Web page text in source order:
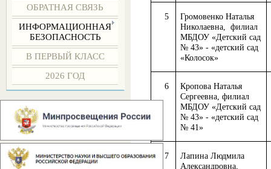
ОБРАТНАЯ СВЯЗЬ
ИНФОРМАЦИОННАЯ
БЕЗОПАСНОСТЬ
В ПЕРВЫЙ КЛАСС
2026 ГОД
5
Громовенко Наталья
Николаевна, филиал
МБДОУ «Детский сад
№ 43» - «детский сад
«Колосок»
6
Кропова Наталья
Сергеевна, филиал
МБДОУ «Детский сад
№ 43» - «детский сад
№ 41»
7
Лапина Людмила
Александровна,